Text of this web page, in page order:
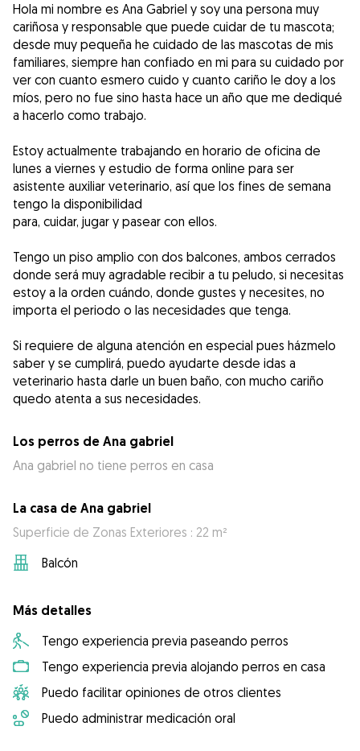
Hola mi nombre es Ana Gabriel y soy una persona muy
cariñosa y responsable que puede cuidar de tu mascota;
desde muy pequeña he cuidado de las mascotas de mis
familiares, siempre han confiado en mi para su cuidado por
ver con cuanto esmero cuido y cuanto cariño le doy a los
míos, pero no fue sino hasta hace un año que me dediqué
a hacerlo como trabajo.
Estoy actualmente trabajando en horario de oficina de
lunes a viernes y estudio de forma online para ser
asistente auxiliar veterinario, así que los fines de semana
tengo la disponibilidad
para, cuidar, jugar y pasear con ellos.
Tengo un piso amplio con dos balcones, ambos cerrados
donde será muy agradable recibir a tu peludo, si necesitas
estoy a la orden cuándo, donde gustes y necesites, no
importa el periodo o las necesidades que tenga.
Si requiere de alguna atención en especial pues házmelo
saber y se cumplirá, puedo ayudarte desde idas a
veterinario hasta darle un buen baño, con mucho cariño
Los perros de Ana gabriel
Ana gabriel no tiene perros en casa
La casa de Ana gabriel
Superficie de Zonas Exteriores : 22 m²
Balcón
Más detalles
Tengo experiencia previa paseando perros
Tengo experiencia previa alojando perros en casa
Puedo facilitar opiniones de otros clientes
Puedo administrar medicación oral